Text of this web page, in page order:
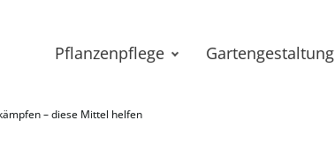
Pflanzenpflege Gartengestaltung
– diese Mittel helfen